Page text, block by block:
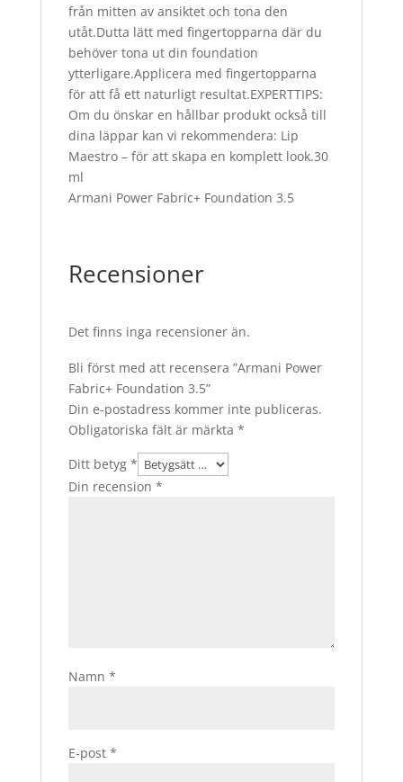
från mitten av ansiktet och tona den
utåt.Dutta lätt med fingertopparna där du
behöver tona ut din foundation
ytterligare.Applicera med fingertopparna
för att få ett naturligt resultat.EXPERTTIPS:
Om du önskar en hållbar produkt också till
dina läppar kan vi rekommendera: Lip
Maestro – för att skapa en komplett look.30
ml
Armani Power Fabric+ Foundation 3.5
Recensioner
Det finns inga recensioner än.
Bli först med att recensera ”Armani Power
Fabric+ Foundation 3.5”
Din e-postadress kommer inte publiceras.
Obligatoriska fält är märkta *
Ditt betyg *
Din recension *
Namn *
E-post *